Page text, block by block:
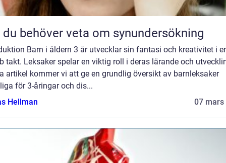
behöver veta om synundersökning
Barn i åldern 3 år utvecklar sin fantasi och kreativitet i
takt. Leksaker spelar en viktig roll i deras lärande och
artikel kommer vi att ge en grundlig översikt av barnleksaker
för 3-åringar och dis...
Hellman
07 mars